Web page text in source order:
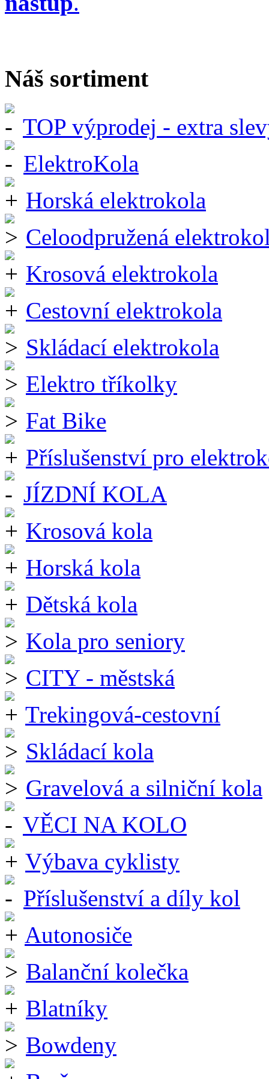
Náš sortiment
TOP výprodej - extra
ElektroKola
Horská elektrokola
Celoodpružená
Krosová elektrokola
Cestovní elektrokola
Skládací elektrokola
Elektro tříkolky
Fat Bike
Příslušenství pro
JÍZDNÍ KOLA
Krosová kola
Horská kola
Dětská kola
Kola pro seniory
CITY - městská
Trekingová-cestovní
Skládací kola
Gravelová a silniční kola
VĚCI NA KOLO
Výbava cyklisty
Příslušenství a díly kol
Autonosiče
Balanční kolečka
Blatníky
Bowdeny